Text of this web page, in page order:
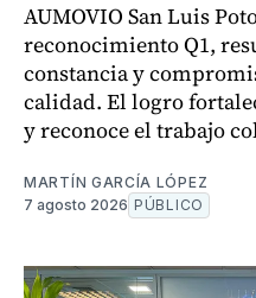
AUMOVIO San Luis
reconocimiento Q1,
constancia y
calidad. El logro
y reconoce el trabajo
MARTÍN GARCÍA LÓPEZ
7 agosto 2026 PÚBLICO